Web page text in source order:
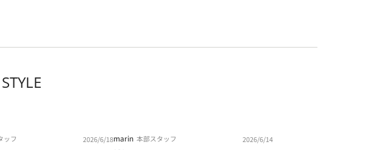
ッフ 2026/6/18marin 本部スタッフ 2026/6/14